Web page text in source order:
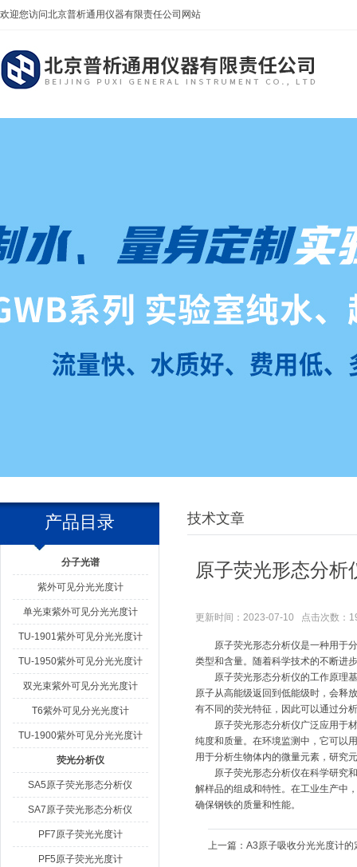
欢迎您访问北京普析通用仪器有限责任公司网站
产品目录
分子光谱
紫外可见分光光度计
单光束紫外可见分光光度计
TU-1901紫外可见分光光度计
TU-1950紫外可见分光光度计
双光束紫外可见分光光度计
T6紫外可见分光光度计
TU-1900紫外可见分光光度计
荧光分析仪
SA5原子荧光形态分析仪
SA7原子荧光形态分析仪
PF7原子荧光光度计
PF5原子荧光光度计
技术文章
原子荧光形态分析
更新时间：2023-07-10 点击次数：
原子荧光形态分析仪是一种用于分
类型和含量。随着科学技术的不断进
原子荧光形态分析仪的工作原理
原子从高能级返回到低能级时，会释
有不同的荧光特征，因此可以通过分
原子荧光形态分析仪广泛应用于材
纯度和质量。在环境监测中，它可以
用于分析生物体内的微量元素，研究
原子荧光形态分析仪在科学研究和
解样品的组成和特性。在工业生产中
确保钢铁的质量和性能。
上一篇： A3原子吸收分光光度计的